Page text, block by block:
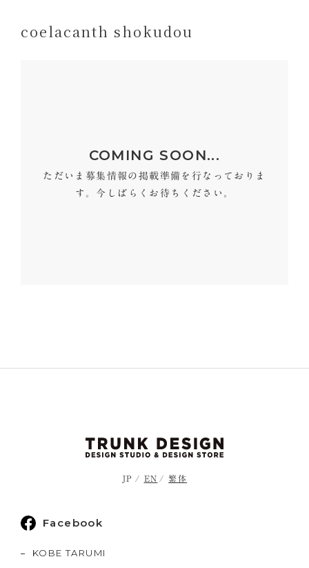
coelacanth shokudou
COMING SOON...
ただいま募集情報の掲載準備を行なっておりま
す。今しばらくお待ちください。
JP EN 繁体
Facebook
KOBE TARUMI